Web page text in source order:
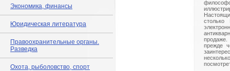
Экономика, финансы
Юридическая литература
Правоохранительные органы.
Разведка
Охота, рыболовство, спорт
столько
прежде